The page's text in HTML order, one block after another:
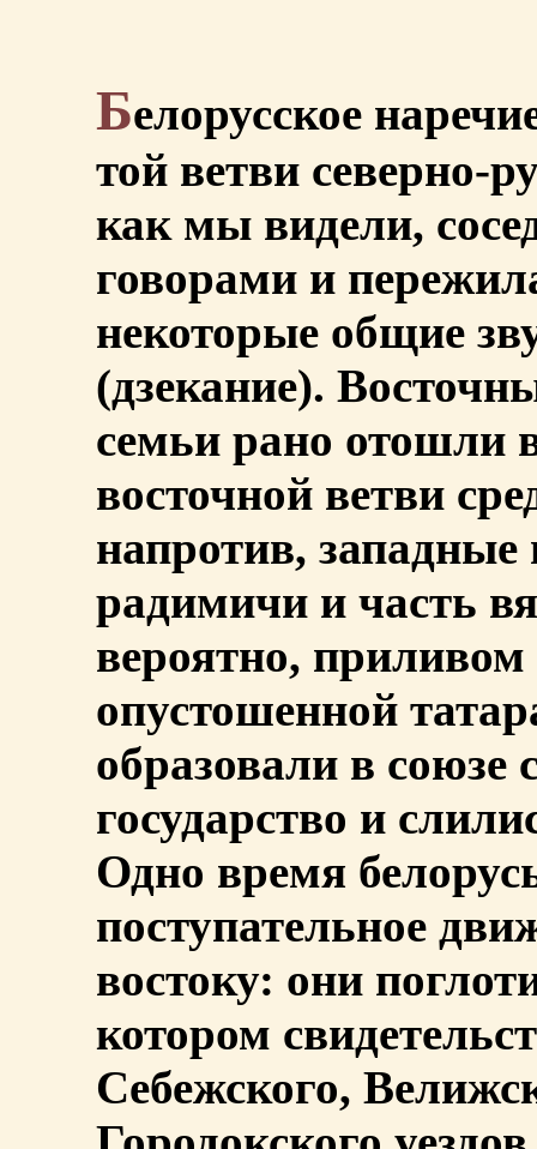
Белорусское
той ветви северно-
как мы видели,
говорами и
некоторые общие
(дзекание).
семьи рано отошли
восточной ветви
напротив, западные
радимичи и часть
вероятно, приливом
опустошенной
образовали в союзе
государство и
Одно время
поступательное
востоку: они
котором
Себежского,